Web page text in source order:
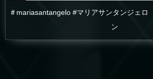
＃mariasantangelo #マリアサンタンジェ
ン